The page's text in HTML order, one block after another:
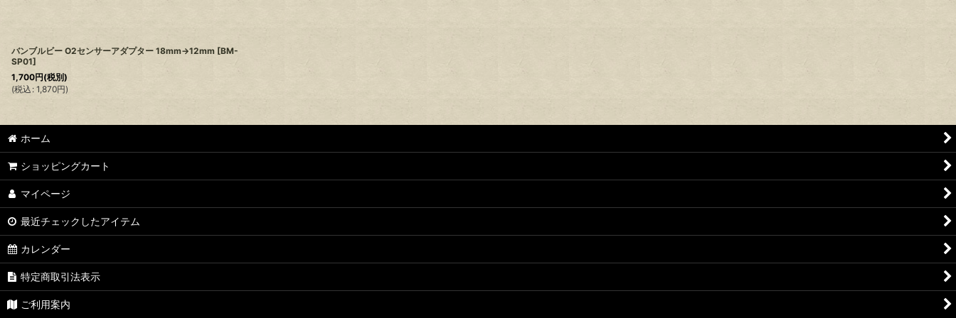
バンブルビー O2センサーアダプター 18mm→12mm [BM-
SP01]
1,700円(税別)
(税込 : 1,870円)
ホーム
ショッピングカート
マイページ
最近チェックしたアイテム
カレンダー
特定商取引法表示
ご利用案内